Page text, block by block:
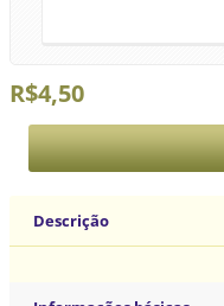
R$4,50
Descrição